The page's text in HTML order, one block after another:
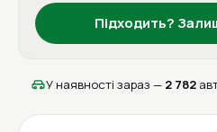
Підходить?
У наявності зараз — 2 782